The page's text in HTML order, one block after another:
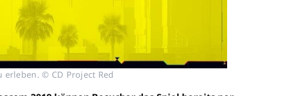
erleben. © CD Project Red